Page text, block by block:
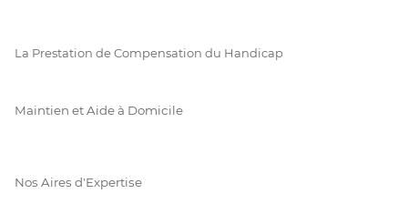
La Prestation de Compensation du Handicap
Maintien et Aide à Domicile
Nos Aires d'Expertise